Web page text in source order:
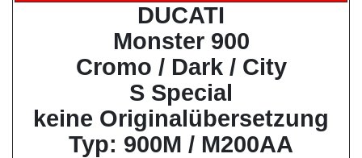
DUCATI
Monster 900
Cromo / Dark / City
S Special
keine Originalübersetzung
Typ: 900M / M200AA